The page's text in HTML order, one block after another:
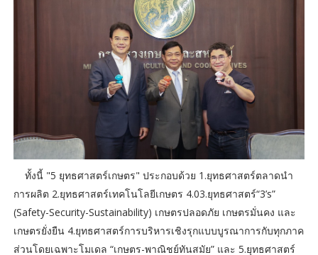
ทั้งนี้ "5 ยุทธศาสตร์เกษตร" ประกอบด้วย 1.ยุทธศาสตร์ตลาดนำ
การผลิต 2.ยุทธศาสตร์เทคโนโลยีเกษตร 4.03.ยุทธศาสตร์“3’s”
(Safety-Security-Sustainability) เกษตรปลอดภัย เกษตรมั่นคง และ
เกษตรยั่งยืน 4.ยุทธศาสตร์การบริหารเชิงรุกแบบบูรณาการกับทุกภาค
ส่วนโดยเฉพาะโมเดล “เกษตร-พาณิชย์ทันสมัย” และ 5.ยุทธศาสตร์